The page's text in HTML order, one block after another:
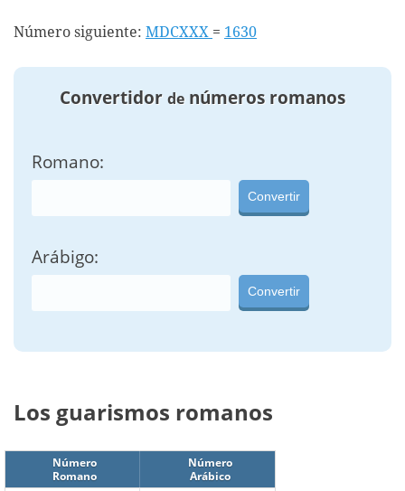
Número siguiente: MDCXXX = 1630
Convertidor de números romanos
Romano:
Convertir
Arábigo:
Convertir
Los guarismos romanos
Número
Romano
Número
Arábico